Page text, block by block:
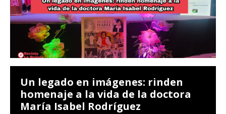
Un legado en imágenes: rinden
homenaje a la vida de la doctora
María Isabel Rodríguez